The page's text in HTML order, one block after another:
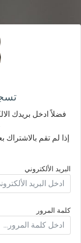
فضلاً ادخل بريدك
إذا لم تقم
البريد الألكتروني
كلمة المرور